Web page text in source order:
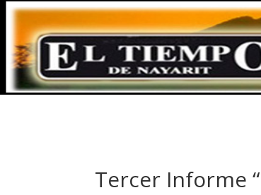
Tercer Informe